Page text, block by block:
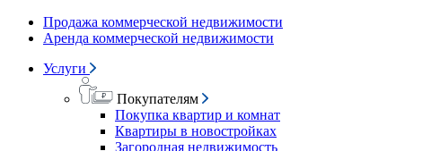
Продажа коммерческой недвижимости
Аренда коммерческой недвижимости
Услуги
Покупателям
Покупка квартир и комнат
Квартиры в новостройках
Загородная недвижимость